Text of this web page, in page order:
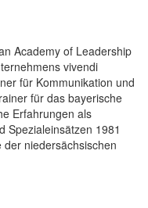
Academy of Leadership
vivendi
für Kommunikation und
für das bayerische
Erfahrungen als
Spezialeinsätzen 1981
niedersächsischen